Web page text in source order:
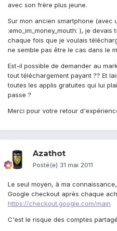
avec son frère plus jeune.
Sur mon ancien smartphone (avec
:emo_im_money_mouth: ), je
chaque fois que je voulais
ne semble pas être le cas dans le
Est-il possible de demander au
tout téléchargement payant ?? Et
toutes les applis gratuites qui lui
passe ?
Merci pour votre retour
Azathot
Posté(e) 31 mai 2011
Le seul moyen, à ma
Google checkout après chaque
https://checkout.google.com/main
C'est le risque des comptes